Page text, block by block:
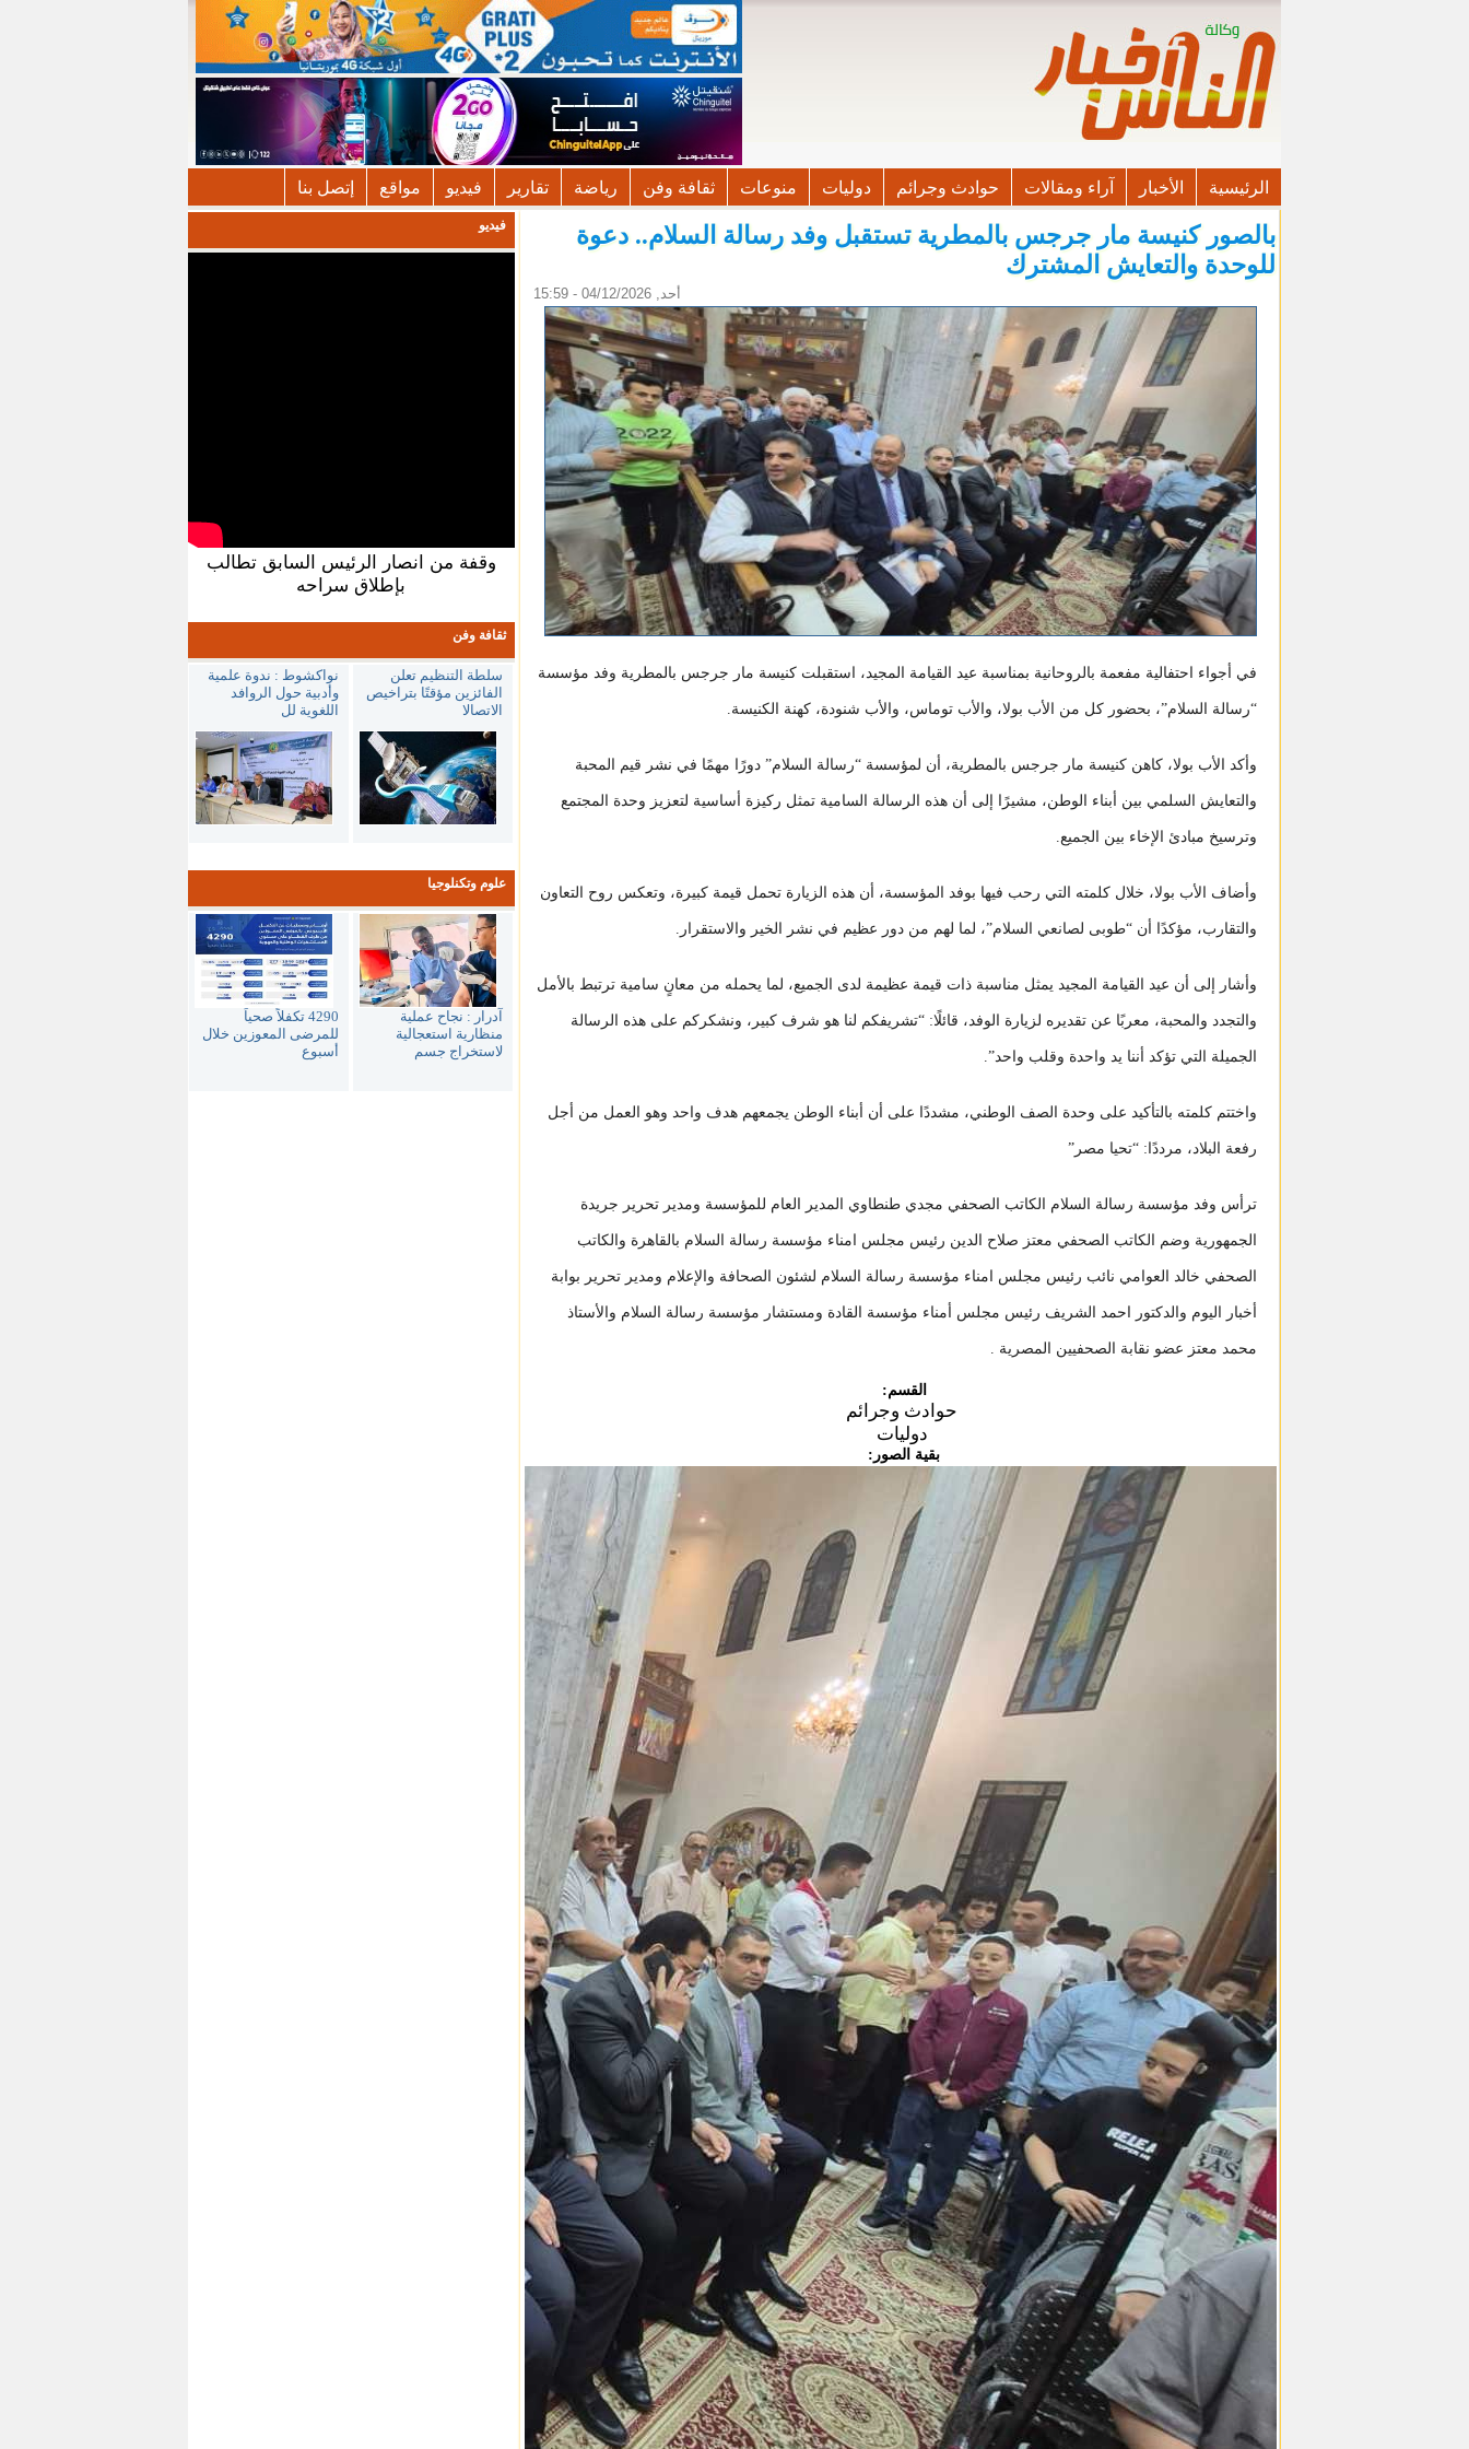
الرئيسية الأخبار آراء ومقالات حوادث وجرائم دوليات منوعات ثقافة وفن رياضة تقارير فيديو مواقع إتصل بنا
بالصور كنيسة مار جرجس بالمطرية تستقبل وفد رسالة السلام.. دعوة
للوحدة والتعايش المشترك
أحد, 04/12/2026 - 15:59
في أجواء احتفالية مفعمة بالروحانية بمناسبة عيد القيامة المجيد، استقبلت كنيسة مار جرجس بالمطرية وفد مؤسسة
“رسالة السلام”، بحضور كل من الأب بولا، والأب توماس، والأب شنودة، كهنة الكنيسة.
وأكد الأب بولا، كاهن كنيسة مار جرجس بالمطرية، أن لمؤسسة “رسالة السلام” دورًا مهمًا في نشر قيم المحبة
والتعايش السلمي بين أبناء الوطن، مشيرًا إلى أن هذه الرسالة السامية تمثل ركيزة أساسية لتعزيز وحدة المجتمع
وترسيخ مبادئ الإخاء بين الجميع.
وأضاف الأب بولا، خلال كلمته التي رحب فيها بوفد المؤسسة، أن هذه الزيارة تحمل قيمة كبيرة، وتعكس روح التعاون
والتقارب، مؤكدًا أن “طوبى لصانعي السلام”، لما لهم من دور عظيم في نشر الخير والاستقرار.
وأشار إلى أن عيد القيامة المجيد يمثل مناسبة ذات قيمة عظيمة لدى الجميع، لما يحمله من معانٍ سامية ترتبط بالأمل
والتجدد والمحبة، معربًا عن تقديره لزيارة الوفد، قائلًا: “تشريفكم لنا هو شرف كبير، ونشكركم على هذه الرسالة
الجميلة التي تؤكد أننا يد واحدة وقلب واحد”.
واختتم كلمته بالتأكيد على وحدة الصف الوطني، مشددًا على أن أبناء الوطن يجمعهم هدف واحد وهو العمل من أجل
رفعة البلاد، مرددًا: “تحيا مصر”
ترأس وفد مؤسسة رسالة السلام الكاتب الصحفي مجدي طنطاوي المدير العام للمؤسسة ومدير تحرير جريدة
الجمهورية وضم الكاتب الصحفي معتز صلاح الدين رئيس مجلس امناء مؤسسة رسالة السلام بالقاهرة والكاتب
الصحفي خالد العوامي نائب رئيس مجلس امناء مؤسسة رسالة السلام لشئون الصحافة والإعلام ومدير تحرير بوابة
أخبار اليوم والدكتور احمد الشريف رئيس مجلس أمناء مؤسسة القادة ومستشار مؤسسة رسالة السلام والأستاذ
محمد معتز عضو نقابة الصحفيين المصرية .
القسم:
حوادث وجرائم
دوليات
بقية الصور:
فيديو
وقفة من انصار الرئيس السابق تطالب
بإطلاق سراحه
ثقافة وفن
سلطة التنظيم تعلن
الفائزين مؤقتًا بتراخيص
الاتصالا
نواكشوط : ندوة علمية
وأدبية حول الروافد
اللغوية لل
علوم وتكنلوجيا
آدرار : نجاح عملية
منظارية استعجالية
لاستخراج جسم
4290 تكفلاً صحياً
للمرضى المعوزين خلال
أسبوع